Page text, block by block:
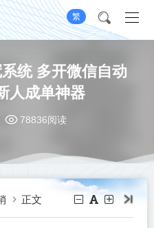
繁
统 多开微信自动
人成单神器
78836阅读
正文